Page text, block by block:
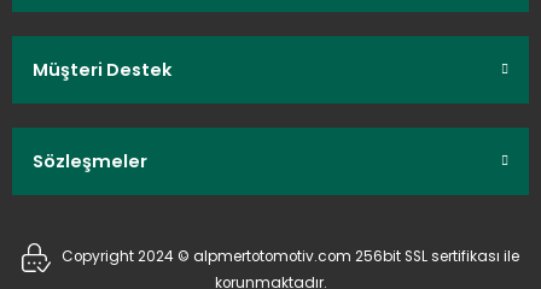
Müşteri Destek
Sözleşmeler
Copyright 2024 © alpmertotomotiv.com 256bit SSL sertifikası ile
korunmaktadır.